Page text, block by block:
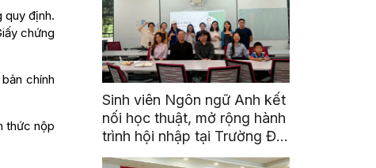
quy định.
chứng
chính
thức nộp
Sinh viên Ngôn ngữ Anh kết
nối học thuật, mở rộng hành
trình hội nhập tại Trường Đại
học Quốc gia Malaysia